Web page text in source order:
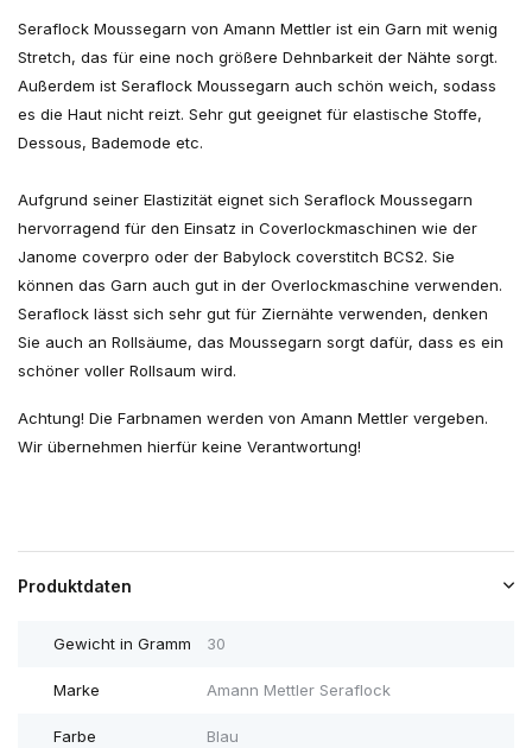
Seraflock Moussegarn von Amann Mettler ist ein Garn mit wenig
Stretch, das für eine noch größere Dehnbarkeit der Nähte sorgt.
Außerdem ist Seraflock Moussegarn auch schön weich, sodass
es die Haut nicht reizt. Sehr gut geeignet für elastische Stoffe,
Dessous, Bademode etc.
Aufgrund seiner Elastizität eignet sich Seraflock Moussegarn
hervorragend für den Einsatz in Coverlockmaschinen wie der
Janome coverpro oder der Babylock coverstitch BCS2. Sie
können das Garn auch gut in der Overlockmaschine verwenden.
Seraflock lässt sich sehr gut für Ziernähte verwenden, denken
Sie auch an Rollsäume, das Moussegarn sorgt dafür, dass es ein
schöner voller Rollsaum wird.
Achtung! Die Farbnamen werden von Amann Mettler vergeben.
Wir übernehmen hierfür keine Verantwortung!
Produktdaten
Gewicht in Gramm 30
Marke Amann Mettler Seraflock
Farbe Blau